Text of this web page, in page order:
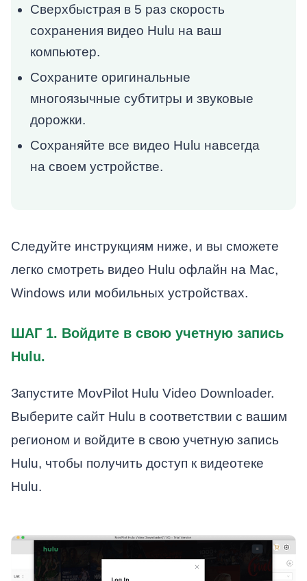
Сверхбыстрая в 5 раз скорость
сохранения видео Hulu на ваш
компьютер.
Сохраните оригинальные
многоязычные субтитры и звуковые
дорожки.
Сохраняйте все видео Hulu навсегда
на своем устройстве.
Следуйте инструкциям ниже, и вы сможете
легко смотреть видео Hulu офлайн на Mac,
Windows или мобильных устройствах.
ШАГ 1. Войдите в свою учетную запись
Hulu.
Запустите MovPilot Hulu Video Downloader.
Выберите сайт Hulu в соответствии с вашим
регионом и войдите в свою учетную запись
Hulu, чтобы получить доступ к видеотеке
Hulu.